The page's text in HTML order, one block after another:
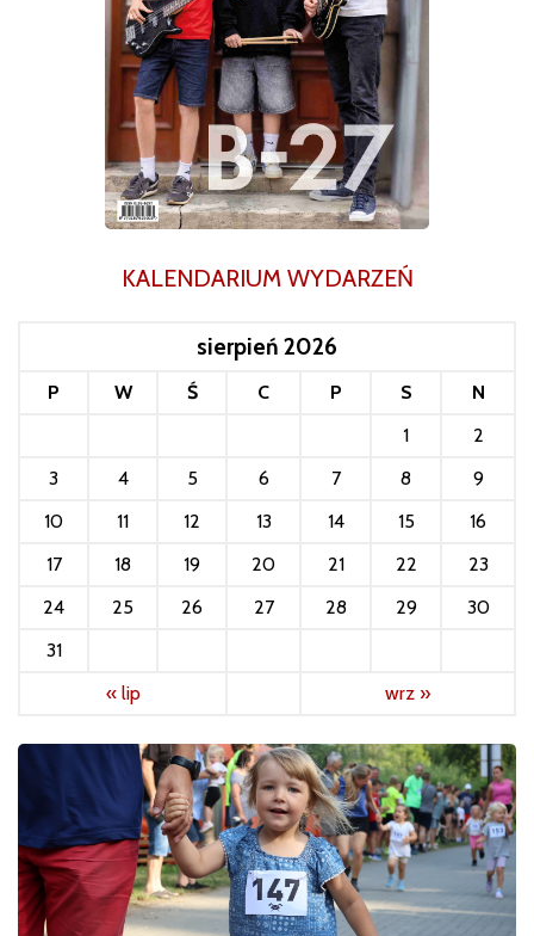
KALENDARIUM WYDARZEŃ
sierpień 2026
P W Ś C P S
N
1
2
3
4 5 6 7 8
9
10
11 12 13 14 15
16
17
18 19 20 21 22
23
24
25 26 27 28 29
30
31
« lip
wrz »